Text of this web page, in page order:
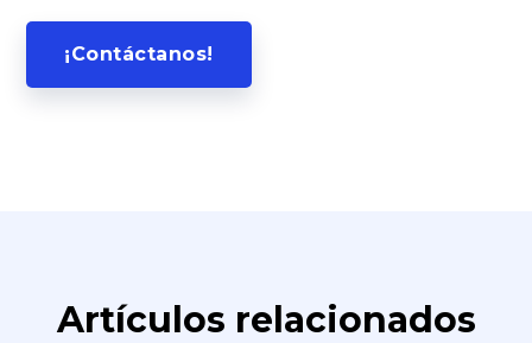
¡Contáctanos!
Artículos relacionados